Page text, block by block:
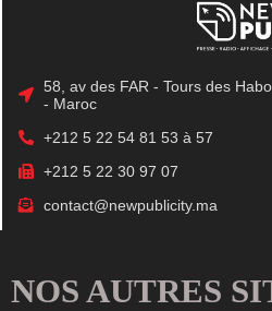
58, av des FAR - Tours des
- Maroc
+212 5 22 54 81 53 à 57
+212 5 22 30 97 07
contact@newpublicity.ma
NOS AUTRES